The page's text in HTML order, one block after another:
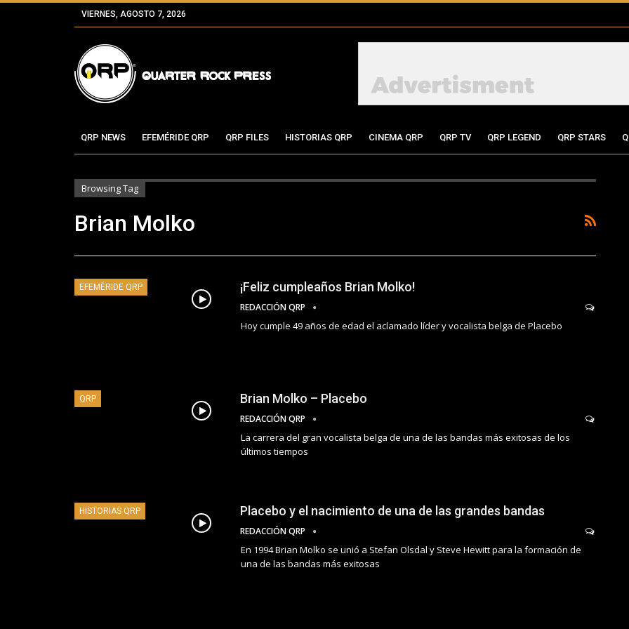
VIERNES, AGOSTO 7, 2026
QRP NEWS EFEMÉRIDE QRP QRP FILES HISTORIAS QRP CINEMA QRP QRP TV QRP LEGEND QRP STARS
Browsing Tag
Brian Molko
EFEMÉRIDE QRP ¡Feliz cumpleaños Brian Molko!
REDACCIÓN QRP
Hoy cumple 49 años de edad el aclamado líder y vocalista belga de Placebo
QRP Brian Molko – Placebo
REDACCIÓN QRP
La carrera del gran vocalista belga de una de las bandas más exitosas de los
últimos tiempos
HISTORIAS QRP Placebo y el nacimiento de una de las grandes bandas
REDACCIÓN QRP
En 1994 Brian Molko se unió a Stefan Olsdal y Steve Hewitt para la formación de
una de las bandas más exitosas